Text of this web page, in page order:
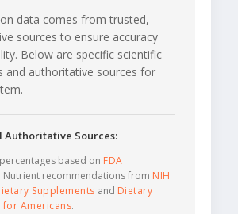
data comes from trusted,
sources to ensure accuracy
Below are specific scientific
and authoritative sources for
Sources:
based on FDA
. Nutrient recommendations from NIH
Supplements and Dietary
for Americans.